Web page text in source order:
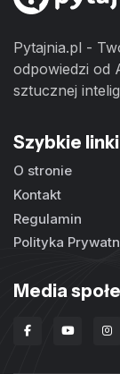
Pytajnia.pl -
odpowiedzi od
sztucznej
Szybkie linki
O stronie
Kontakt
Regulamin
Polityka
Media